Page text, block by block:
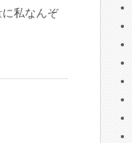
私なんぞ